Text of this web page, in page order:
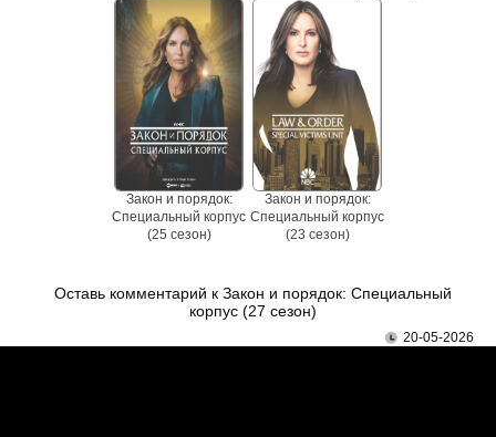
Закон и порядок:
Специальный корпус
(25 сезон)
Закон и порядок:
Специальный корпус
(23 сезон)
Оставь комментарий к Закон и порядок: Специальный
корпус (27 сезон)
20-05-2026